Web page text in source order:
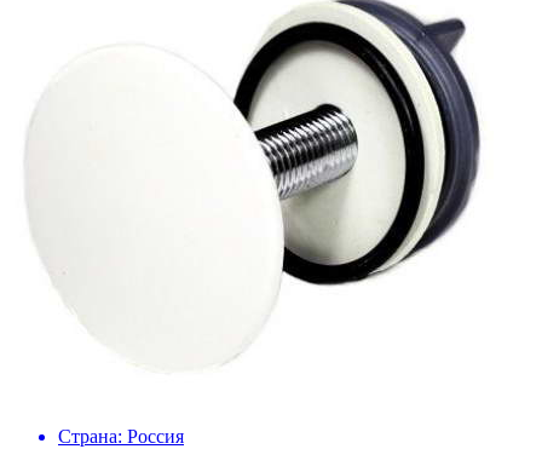
Страна: Россия